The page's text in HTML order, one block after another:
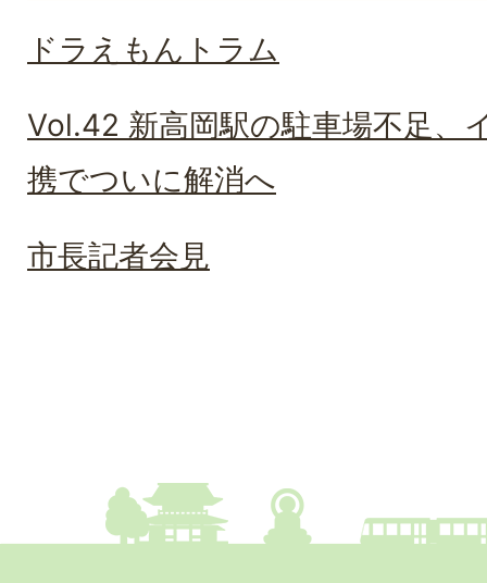
ドラえもんトラム
Vol.42 新高岡駅の駐車場不足、
携でついに解消へ
市長記者会見